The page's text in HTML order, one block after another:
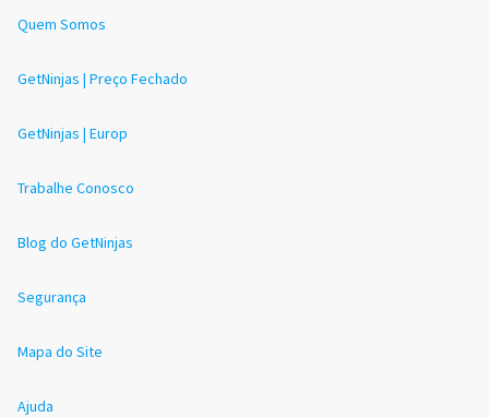
Quem Somos
GetNinjas | Preço Fechado
GetNinjas | Europ
Trabalhe Conosco
Blog do GetNinjas
Segurança
Mapa do Site
Ajuda